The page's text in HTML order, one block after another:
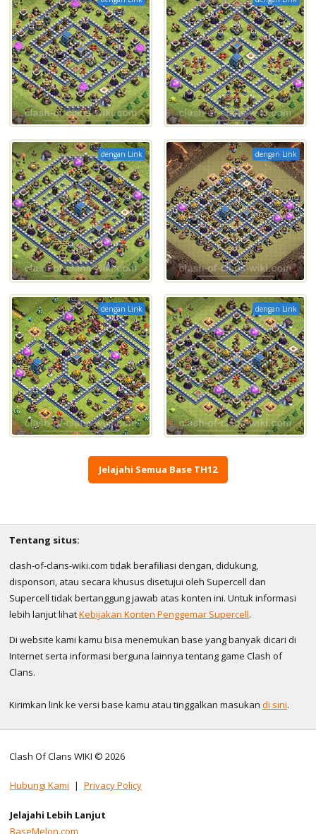
dengan Link dengan Link
dengan Link dengan Link
Jelajahi Semua Base TH12
Tentang situs:
clash-of-clans-wiki.com tidak berafiliasi dengan, didukung,
disponsori, atau secara khusus disetujui oleh Supercell dan
Supercell tidak bertanggung jawab atas konten ini. Untuk informasi
lebih lanjut lihatKebijakan Konten Penggemar Supercell.
Di website kami kamu bisa menemukan base yang banyak dicari di
Internet serta informasi berguna lainnya tentang game Clash of
Clans.
Kirimkan link ke versi base kamu atau tinggalkan masukan di sini.
Clash Of Clans WIKI © 2026
Hubungi Kami | Privacy Policy
Jelajahi Lebih Lanjut
BaseMelon.com